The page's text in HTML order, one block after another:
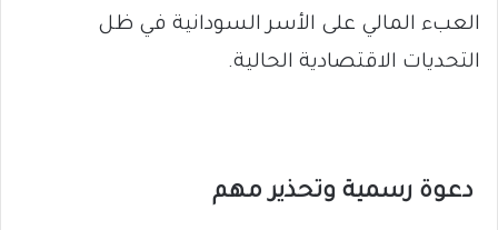
العبء المالي على الأسر السودانية في ظل
التحديات الاقتصادية الحالية.
دعوة رسمية وتحذير مهم